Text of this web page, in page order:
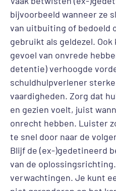
bijvoorbeeld wanneer ze
van uitbuiting of bedoeld
gebruikt als geldezel.
gevoel van onvrede
detentie) verhoogde
schuldhulpverlener
vaardigheden. Zorg dat
en gezien voelt, juist
onrecht hebben. Luister
te snel door naar de
Blijf de (ex-)gedetineerd
van de
verwachtingen. Je kunt